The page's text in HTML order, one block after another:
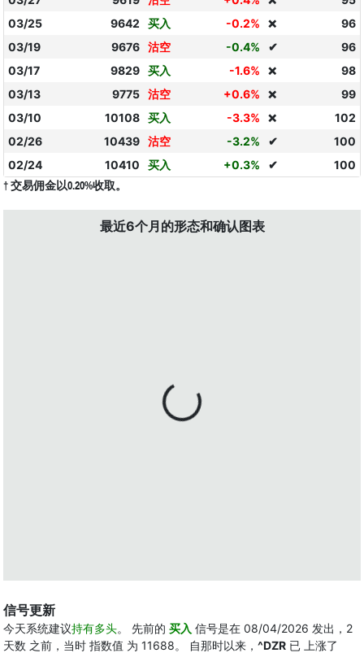
03/25
9642 买入 -0.2% ❌
96
03/19
9676 沽空 -0.4% ✔
96
03/17
9829 买入 -1.6% ❌
98
03/13
9775 沽空 +0.6% ❌
99
03/10
10108 买入 -3.3% ❌
102
02/26
10439 沽空 -3.2% ✔
100
02/24
10410 买入 +0.3% ✔ 100
† 交易佣金以0.20%收取。
最近6个月的形态和确认图表
信号更新
今天系统建议持有多头。 先前的 买入 信号是在 08/04/2026 发出，2
天数 之前，当时 指数值 为 11688。 自那时以来， ^DZR 已 上涨了